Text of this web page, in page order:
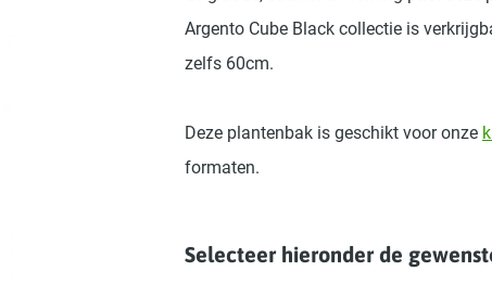
Argento Cube Black collectie is
zelfs 60cm.
Deze plantenbak is geschikt voor onze
formaten.
Selecteer hieronder de